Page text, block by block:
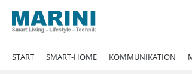
Zur Hauptnavigation springen
START SMART-HOME KOMMUNIKATION